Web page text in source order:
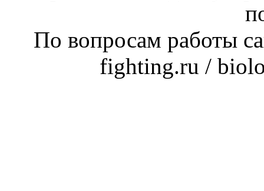
По вопросам работы
fighting.ru /